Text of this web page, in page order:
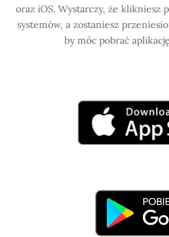
oraz iOS. Wystarczy, że klikniesz
systemów, a zostaniesz
by móc pobrać